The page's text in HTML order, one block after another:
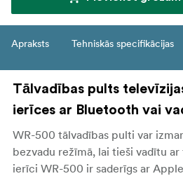
Apraksts Tehniskās specifikācijas
Tālvadības pults
ierīces ar Bluetooth vai
WR-500 tālvadības pulti var
bezvadu režīmā, lai tieši vadītu
ierīci WR-500 ir saderīgs ar